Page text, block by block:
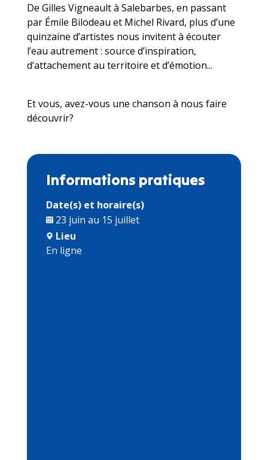
De Gilles Vigneault à Salebarbes, en passant
par Émile Bilodeau et Michel Rivard, plus d’une
quinzaine d’artistes nous invitent à écouter
l’eau autrement : source d’inspiration,
d’attachement au territoire et d’émotion...
Et vous, avez-vous une chanson à nous faire
découvrir?
Informations pratiques
Date(s) et horaire(s)
23 juin au 15 juillet
Lieu
En ligne